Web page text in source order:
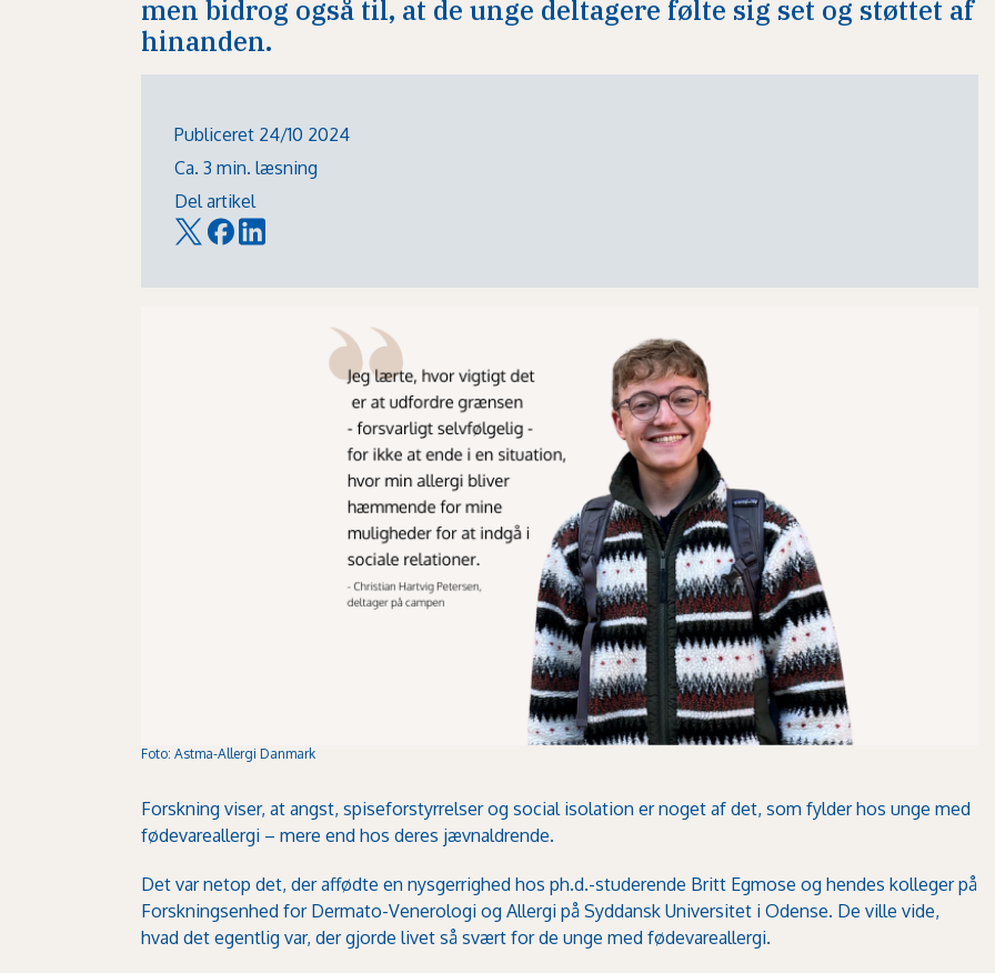
men bidrog også til, at de unge deltagere følte sig set og støttet af
hinanden.
Publiceret 24/10 2024
Ca. 3 min. læsning
Del artikel
Foto: Astma-Allergi Danmark
Forskning viser, at angst, spiseforstyr­relser og social isolation er noget af det, som fylder hos unge med
fødev­areallergi – mere end hos deres jævn­aldrende.
Det var netop det, der affødte en nysgerrig­hed hos ph.d.-studerende Britt Egmose og hen­des kolleger på
Forskningsenhed for Dermato-Venerologi og Allergi på Syddansk Universitet i Odense. De ville vide,
hvad det egentlig var, der gjorde livet så svært for de unge med fødevare­allergi.